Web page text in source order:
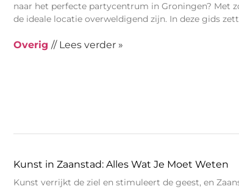
naar het perfecte partycentrum in Groningen? Met
de ideale locatie overweldigend zijn. In deze gids
Overig // Lees verder »
Kunst in Zaanstad: Alles Wat Je Moet Weten
Kunst verrijkt de ziel en stimuleert de geest, en